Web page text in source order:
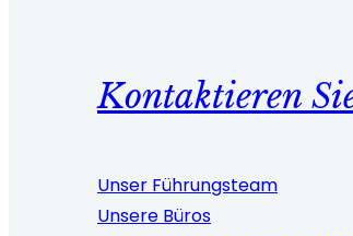
Kontaktieren
Unser Führungsteam
Unsere Büros